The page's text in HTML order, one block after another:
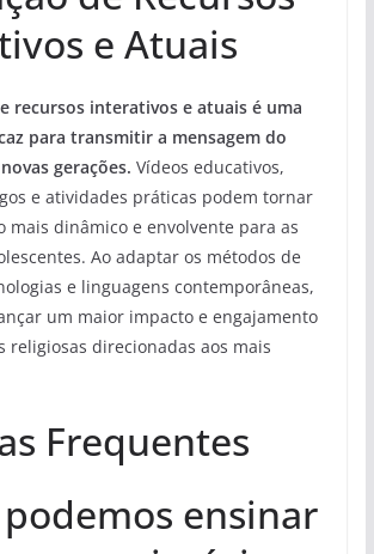
e Atuais
recursos interativos e atuais é uma
para transmitir a mensagem do
gerações. Vídeos educativos,
e atividades práticas podem tornar
mais dinâmico e envolvente para as
Ao adaptar os métodos de
e linguagens contemporâneas,
um maior impacto e engajamento
religiosas direcionadas aos mais
Frequentes
ensinar